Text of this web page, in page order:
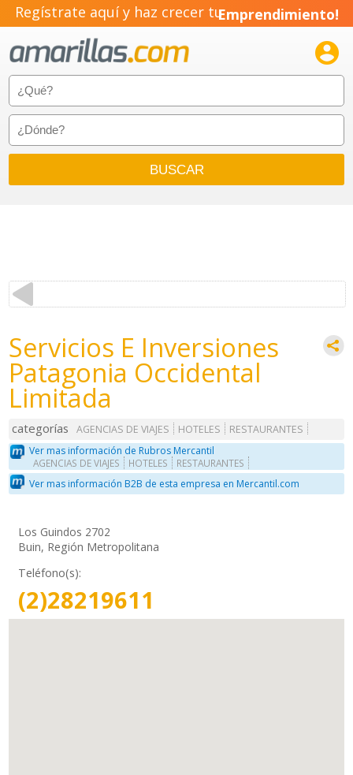
Regístrate aquí y haz crecer tuEmprendimiento!

Servicios E Inversiones
Patagonia Occidental
Limitada
categorías AGENCIAS DE VIAJES HOTELES
RESTAURANTES
Ver mas información de Rubros Mercantil
AGENCIAS DE VIAJES HOTELES RESTAURANTES
Ver mas información B2B de esta empresa en Mercantil.com
Los Guindos 2702
Buin, Región Metropolitana
Teléfono(s):
(2)28219611